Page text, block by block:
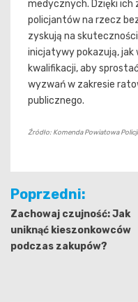
medycznych. Dzięki ich
policjantów na rzecz
zyskują na
inicjatywy pokazują, jak
kwalifikacji, aby
wyzwań w zakresie
publicznego.
Źródło: Komenda Powiatowa
Nawigacja
wpisu
Poprzedni:
Zachowaj czujność: Jak
uniknąć kieszonkowców
podczas zakupów?